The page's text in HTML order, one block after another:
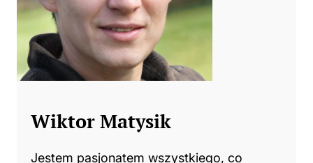
Wiktor Matysik
Jestem pasjonatem wszystkiego, co